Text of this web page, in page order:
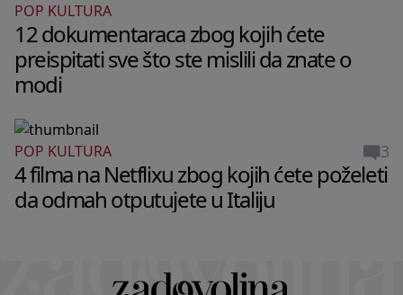
POP KULTURA
12 dokumentaraca zbog kojih ćete
preispitati sve što ste mislili da znate o
modi
POP KULTURA 3
4 filma na Netflixu zbog kojih ćete poželeti
da odmah otputujete u Italiju